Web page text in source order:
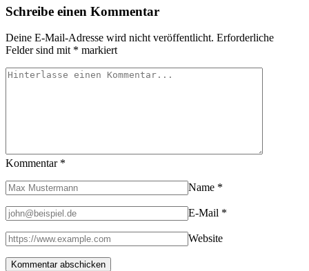
Schreibe einen Kommentar
Deine E-Mail-Adresse wird nicht veröffentlicht. Erforderliche
Felder sind mit * markiert
Kommentar *
Name *
E-Mail *
Website